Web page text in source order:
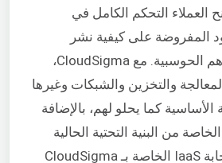
التحكم الكامل في
المفروضة على كيفية نشر
المستخدمين لمواردهم الحوسبية. مع CloudSigma،
والتخزين والشبكات وغيرها
كما يحلو لهم، بالإضافة
من البنية التحتية الحالية
وبشكل مرن إلى سحابة IaaS الخاصة بـ CloudSigma